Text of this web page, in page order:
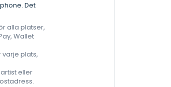
Det
alla platser,
Wallet
plats,
eller